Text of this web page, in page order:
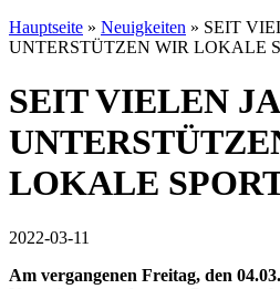
Hauptseite » Neuigkeiten » SEIT
UNTERSTÜTZEN WIR LOKALE
SEIT VIELEN
LOKALE
2022-03-11
Am vergangenen Freitag, den